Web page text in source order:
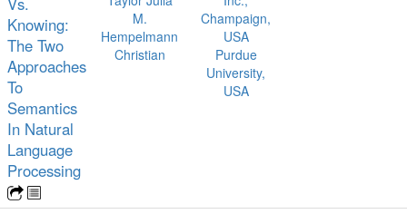
Knowing:
The Two
Approaches
To
Semantics
In Natural
Language
Processing
M.
Hempelmann
Christian
Champaign,
USA
Purdue
University,
USA